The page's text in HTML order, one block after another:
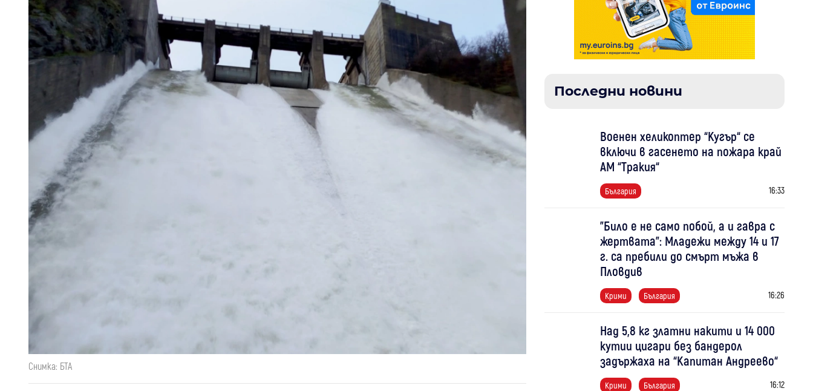
Снимка: БТА
Последни новини
Военен хеликоптер “Кугър“ се
включи в гасенето на пожара край
АМ “Тракия“
България 16:33
"Било е не само побой, а и гавра с
жертвата": Младежи между 14 и 17
г. са пребили до смърт мъжа в
Пловдив
Крими България 16:26
Над 5,8 кг златни накити и 14 000
кутии цигари без бандерол
задържаха на “Капитан Андреево“
Крими България 16:12